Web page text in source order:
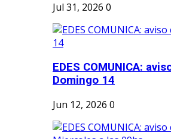
Jul 31, 2026 0
EDES COMUNICA:
Domingo 14
Jun 12, 2026 0